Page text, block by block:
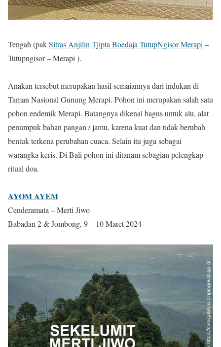
Tengah (pakSitras Anjilin Tjipta Boedaja TutupNgisor Merapi –
Tutupngisor – Merapi ).
Anakan tersebut merupakan hasil semaiannya dari indukan di
Taman Nasional Gunung Merapi. Pohon ini merupakan salah satu
pohon endemik Merapi. Batangnya dikenal bagus untuk alu, alat
penumpuk bahan pangan / jamu, karena kuat dan tidak berubah
bentuk terkena perubahan cuaca. Selain itu juga sebagai
warangka keris. Di Bali pohon ini ditanam sebagian pelengkap
ritual doa.
AYOM AYEM
Cenderamata – Merti Jiwo
Babadan 2 & Jombong, 9 – 10 Maret 2024